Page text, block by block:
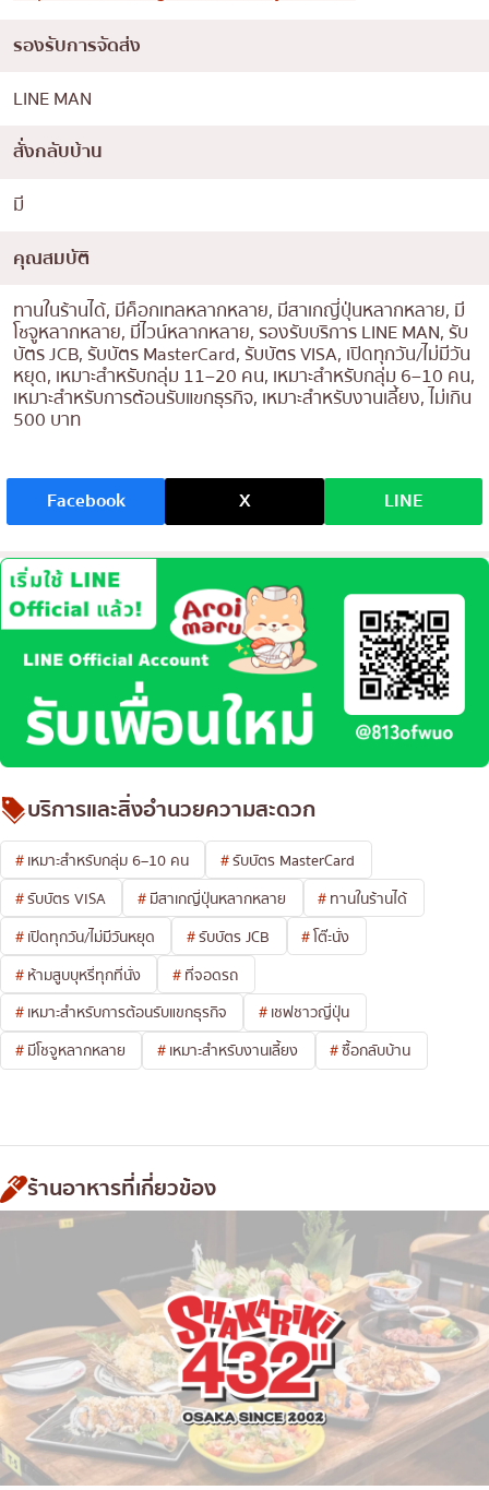
รองรับการจัดส่ง
LINE MAN
สั่งกลับบ้าน
มี
คุณสมบัติ
ทานในร้านได้, มีค็อกเทลหลากหลาย, มีสาเกญี่ปุ่นหลากหลาย, มี
โชจูหลากหลาย, มีไวน์หลากหลาย, รองรับบริการ LINE MAN, รับ
บัตร JCB, รับบัตร MasterCard, รับบัตร VISA, เปิดทุกวัน/ไม่มีวัน
หยุด, เหมาะสำหรับกลุ่ม 11–20 คน, เหมาะสำหรับกลุ่ม 6–10 คน,
เหมาะสำหรับการต้อนรับแขกธุรกิจ, เหมาะสำหรับงานเลี้ยง, ไม่เกิน
500 บาท
Facebook X LINE
บริการและสิ่งอำนวยความสะดวก
เหมาะสำหรับกลุ่ม 6–10 คน
รับบัตร MasterCard
รับบัตร VISA
มีสาเกญี่ปุ่นหลากหลาย
ทานในร้านได้
เปิดทุกวัน/ไม่มีวันหยุด
รับบัตร JCB
โต๊ะนั่ง
ห้ามสูบบุหรี่ทุกที่นั่ง
ที่จอดรถ
เหมาะสำหรับการต้อนรับแขกธุรกิจ
เชฟชาวญี่ปุ่น
มีโชจูหลากหลาย
เหมาะสำหรับงานเลี้ยง ซื้อกลับบ้าน
ร้านอาหารที่เกี่ยวข้อง